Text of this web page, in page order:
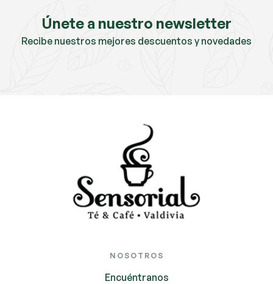
Únete a nuestro newsletter
Recibe nuestros mejores descuentos y novedades
NOSOTROS
Encuéntranos